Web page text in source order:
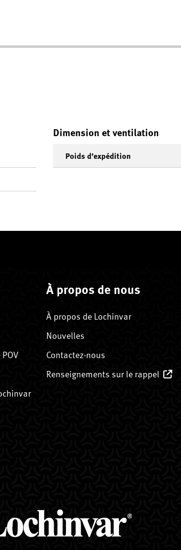
Dimension et ventilation
Poids d’expédition
À propos de nous
À propos de Lochinvar
Nouvelles
Contactez-nous
Renseignements sur le rappel